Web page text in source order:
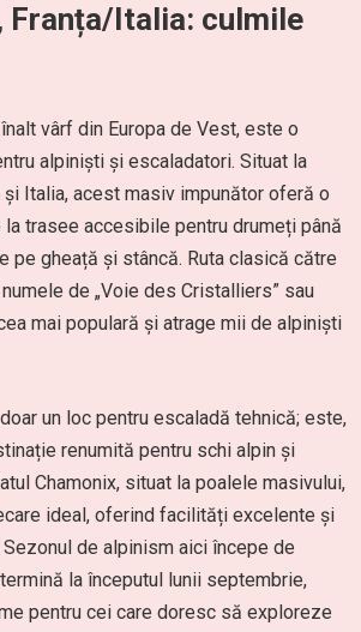
Franța/Italia: culmile
vârf din Europa de Vest, este o
alpiniști și escaladatori. Situat la
și Italia, acest masiv impunător oferă o
trasee accesibile pentru drumeți până
pe gheață și stâncă. Ruta clasică către
de „Voie des Cristalliers” sau
mai populară și atrage mii de alpiniști
un loc pentru escaladă tehnică; este,
renumită pentru schi alpin și
Chamonix, situat la poalele masivului,
ideal, oferind facilități excelente și
de alpinism aici începe de
la începutul lunii septembrie,
pentru cei care doresc să exploreze